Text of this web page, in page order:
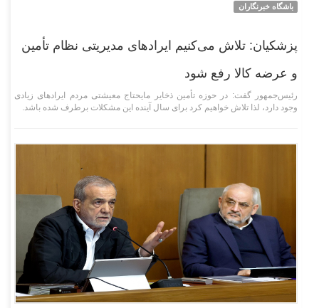
باشگاه خبرنگاران
پزشکیان: تلاش می‌کنیم ایراد‌های مدیریتی نظام تأمین
و عرضه کالا رفع شود
رئیس‌جمهور گفت: در حوزه تأمین ذخایر مایحتاج معیشتی مردم ایراد‌های زیادی
وجود دارد، لذا تلاش خواهیم کرد برای سال آینده این مشکلات برطرف شده باشد.